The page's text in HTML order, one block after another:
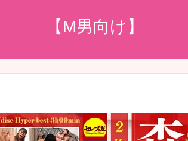
【M男向け】